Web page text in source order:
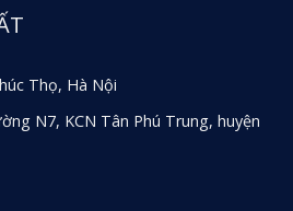
Thọ, Hà Nội
N7, KCN Tân Phú Trung, huyện